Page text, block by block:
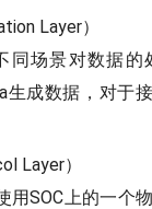
Layer）
同场景对数据的
生成数据，对于
Layer）
用SOC上的一个